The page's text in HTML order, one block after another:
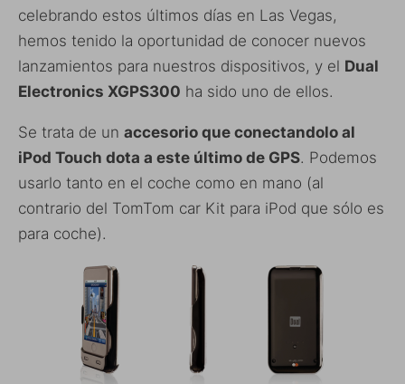
celebrando estos últimos días en Las Vegas,
hemos tenido la oportunidad de conocer nuevos
lanzamientos para nuestros dispositivos, y el Dual
Electronics XGPS300 ha sido uno de ellos.
Se trata de un accesorio que conectandolo al
iPod Touch dota a este último de GPS. Podemos
usarlo tanto en el coche como en mano (al
contrario del TomTom car Kit para iPod que sólo es
para coche).